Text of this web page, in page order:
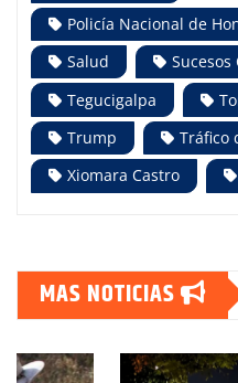
Policía Nacional de
Salud
Sucesos
Tegucigalpa
Trump
Tráfico
Xiomara Castro
MAS NOTICIAS